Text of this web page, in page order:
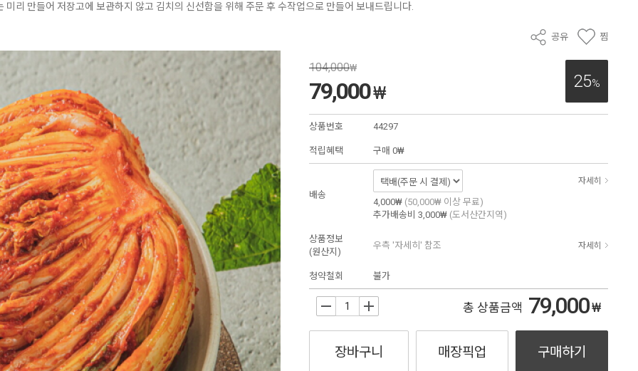
미리 만들어 저장고에 보관하지 않고 김치의 신선함을 위해 주문 후 수작업으로 만들어 보내드립니다.
공유 찜
25%
104,000₩
79,000₩
상품번호 44297
적립혜택 구매 0₩
배송
자세히
4,000₩ (50,000₩ 이상 무료)
추가배송비 3,000₩ (도서산간지역)
상품정보
(원산지)
우측 '자세히' 참조 자세히
청약철회 불가
+ 총 상품금액 79,000₩
장바구니 매장픽업 구매하기